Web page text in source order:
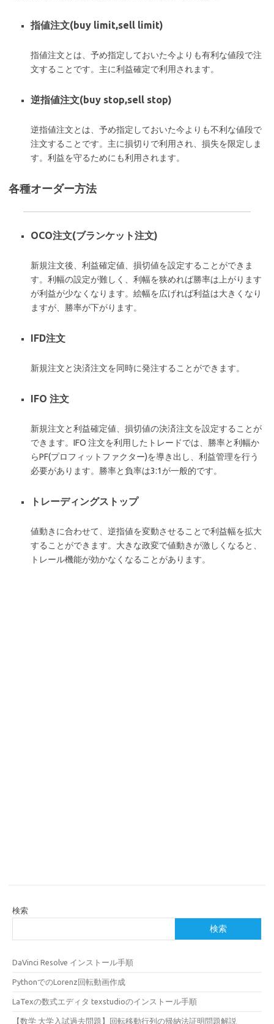
指値注文(buy limit,sell limit)
指値注文とは、予め指定しておいた今よりも有利な値段で注
文することです。主に利益確定で利用されます。
逆指値注文(buy stop,sell stop)
逆指値注文とは、予め指定しておいた今よりも不利な値段で
注文することです。主に損切りで利用され、損失を限定しま
す。利益を守るためにも利用されます。
各種オーダー方法
OCO注文(ブランケット注文)
新規注文後、利益確定値、損切値を設定することができま
す。利幅の設定が難しく、利幅を狭めれば勝率は上がります
が利益が少なくなります。絵幅を広げれば利益は大きくなり
ますが、勝率が下がります。
IFD注文
新規注文と決済注文を同時に発注することができます。
IFO 注文
新規注文と利益確定値、損切値の決済注文を設定することが
できます。IFO 注文を利用したトレードでは、勝率と利幅か
らPF(プロフィットファクター)を導き出し、利益管理を行う
必要があります。勝率と負率は3:1が一般的です。
トレーディングストップ
値動きに合わせて、逆指値を変動させることで利益幅を拡大
することができます。大きな政変で値動きが激しくなると、
トレール機能が効かなくなることがあります。
検索
検索
DaVinci Resolve インストール手順
PythonでのLorenz回転動画作成
LaTexの数式エディタ texstudioのインストール手順
【数学 大学入試過去問題】回転移動行列の帰納法証明問題解説